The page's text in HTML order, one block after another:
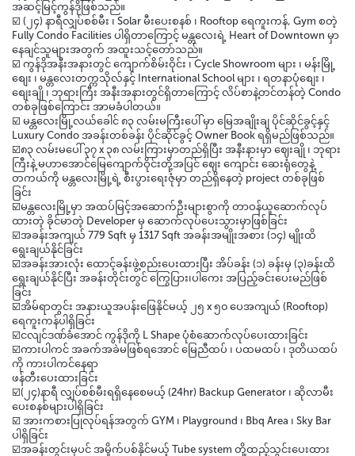
အဆင့်မြင့်ကွန်ဒိုဖြစ်သည်။
☑️ (၂၄) နာရီလျှပ်စစ်မီး ၊ Solar မီးပေးစနစ် ၊ Rooftop ရေကူးကန်, Gym စတဲ့
Fully Condo Facilities ပါရှိတာကြောင့် မန္တလေးရဲ့ Heart of Downtown မှာ
နေချင်သူများအတွက် အထူးသင့်တော်သည်။
☑️ ကွန်ဒိုအနီးအနားတွင် ကျောက်စိမ်းဝိုင်း ၊ Cycle Showroom များ ၊ မန်းမြို့
စျေး ၊ မန္တလေးတက္ကသိုလ်နှင့် International School များ ၊ ရတနာပုံစျေး ၊
စျေးချို ၊ ဘုရားကြီး အနီးအနားတွင်ရှိတာကြောင့် လိပ်စာနဲ့တင်တန်တဲ့ Condo
တစ်ခုဖြစ်ကြောင်း အာမခံပါတယ်။
☑️ မန္တလေးမြို့လယ်ခေါင် ၈၃ လမ်းမကြီးပေါ် မှာ မြေအချိုးချ ပိုင်ဆိုင်ခွင့်နှင့်
Luxury Condo အခန်းတစ်ခန်း ပိုင်ဆိုင်ခွင့် Owner Book ရရှိမည်ဖြစ်သည်။
☑️၈၃ လမ်းမပေါ် ၃၇ x ၃၈ လမ်းကြားမှာတည်ရှိပြီး အနီးနားမှာ ဈေးချို ၊ ဘုရား
ကြီးနဲ့ မဟာအောင်မြေကျောက်ဝိုင်းတို့အပြင် ဈေး ကျောင်း ဆေးရုံတွေနဲ့
တကယ်ကို မန္တလေးမြို့ရဲ့ စီးပွားရေးဇုံမှာ တည်ရှိနေတဲ့ project တစ်ခုဖြစ်
ခြင်း
☑️မန္တလေးမြို့မှာ အထပ်မြင့်အဆောက်ဦးများစွာကို တာဝန်ယူဆောက်လုပ်
ထားတဲ့ ခိုင်မာတဲ့ Developer မှ ဆောက်လုပ်ပေးသွားမှာဖြစ်ခြင်း
☑️အခန်းအကျယ် 779 Sqft မှ 1317 Sqft အခန်းအမျိုးအစား (၁၄) မျိုးထိ
ရွေးချယ်နိုင်ခြင်း
☑️အခန်းအားလုံး ထောင့်ခန်းဖွဲ့စည်းပေးထားပြီး အိပ်ခန်း (၁) ခန်းမှ (၃)ခန်းထိ
ရွေးချယ်နိုင်ပြီး အခန်းတိုင်းတွင် ကြွေပြား၊ပါကေး အပြည့်ခင်းပေးမည်ဖြစ်
ခြင်း
☑️အိမ်ရာတွင်း အနားယူအပန်းဖြေနိုင်မယ့် ၂၅ x ၅၀ ပေအကျယ် (Rooftop)
ရေကူးကန်ပါရှိခြင်း
☑️ငလျင်ဒဏ်ခံအောင် ကွန်ဒိုကို L Shape ပုံစံဆောက်လုပ်ပေးထားခြင်း
☑️ကားပါကင် အခက်အခဲမဖြစ်ရအောင် မြေညီထပ် ၊ ပထမထပ် ၊ ဒုတိယထပ်
ကို ကားပါကင်နေရာ
ဖန်တီးပေးထားခြင်း
☑️(၂၄)နာရီ လျှပ်စစ်မီးရရှိနေစေမယ့် (24hr) Backup Generator ၊ ဆိုလာမီး
ပေးစနစ်များပါရှိခြင်း
☑️ အားကစားပြုလုပ်ရန်အတွက် GYM ၊ Playground ၊ Bbq Area ၊ Sky Bar
ပါရှိခြင်း
☑️အခန်းတွင်းမှပင် အမှိုက်ပစ်နိုင်မယ့် Tube system တို့ထည့်သွင်းပေးထား